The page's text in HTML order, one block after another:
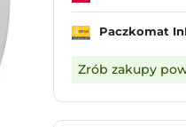
Paczkomat
Zrób zakupy